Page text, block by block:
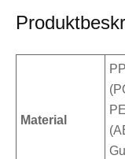
Material